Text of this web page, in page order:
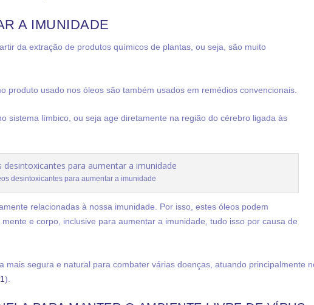
A IMUNIDADE
da extração de produtos químicos de plantas, ou seja, são muito
produto usado nos óleos são também usados em remédios convencionais.
sistema límbico, ou seja age diretamente na região do cérebro ligada às
desintoxicantes para aumentar a imunidade
relacionadas à nossa imunidade. Por isso, estes óleos podem
e corpo, inclusive para aumentar a imunidade, tudo isso por causa de
mais segura e natural para combater várias doenças, atuando principalmente
1).